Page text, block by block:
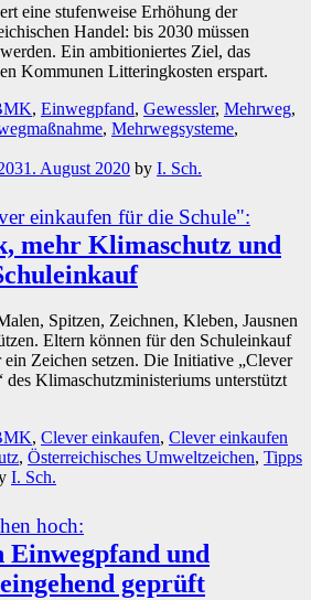
eine stufenweise Erhöhung der
Handel: bis 2030 müssen
Ein ambitioniertes Ziel, das
Kommunen Litteringkosten erspart.
, Einwegpfand, Gewessler, Mehrweg,
, Mehrwegsysteme,
31. August 2020 by I. Sch.
einkaufen für die Schule":
mehr Klimaschutz und
Spitzen, Zeichnen, Kleben, Jausnen
Eltern können für den Schuleinkauf
ein Zeichen setzen. Die Initiative „Clever
Klimaschutzministeriums unterstützt
, Clever einkaufen, Clever einkaufen
, Österreichisches Umweltzeichen, Tipps
I. Sch.
hoch:
und
geprüft